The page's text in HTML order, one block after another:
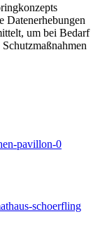
Datenerhebungen
um bei Bedarf
pavillon-0
schoerfling